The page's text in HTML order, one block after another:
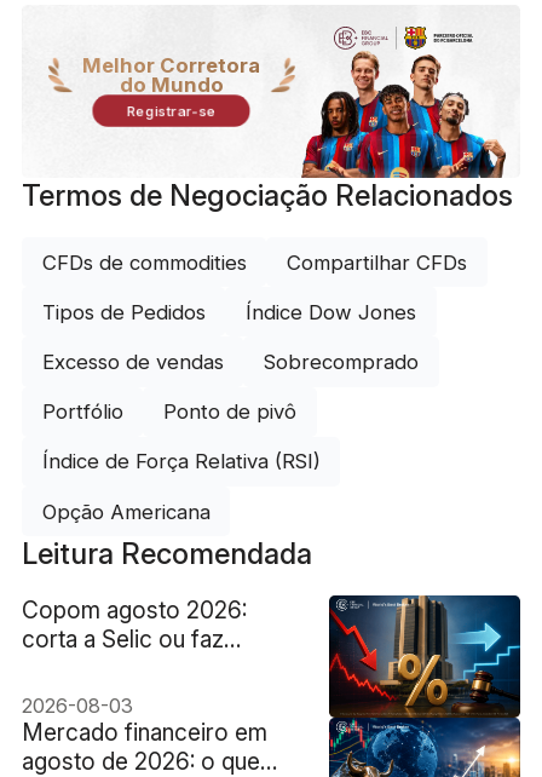
Melhor Corretora
do Mundo
Registrar-se
Termos de Negociação Relacionados
CFDs de commodities Compartilhar CFDs
Tipos de Pedidos Índice Dow Jones
Excesso de vendas Sobrecomprado
Portfólio Ponto de pivô
Índice de Força Relativa (RSI)
Opção Americana
Leitura Recomendada
Copom agosto 2026:
corta a Selic ou faz
2026-08-03
Mercado financeiro em
agosto de 2026: o que